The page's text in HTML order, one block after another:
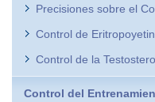
Precisiones sobre el
Control de
Control de la
Control del